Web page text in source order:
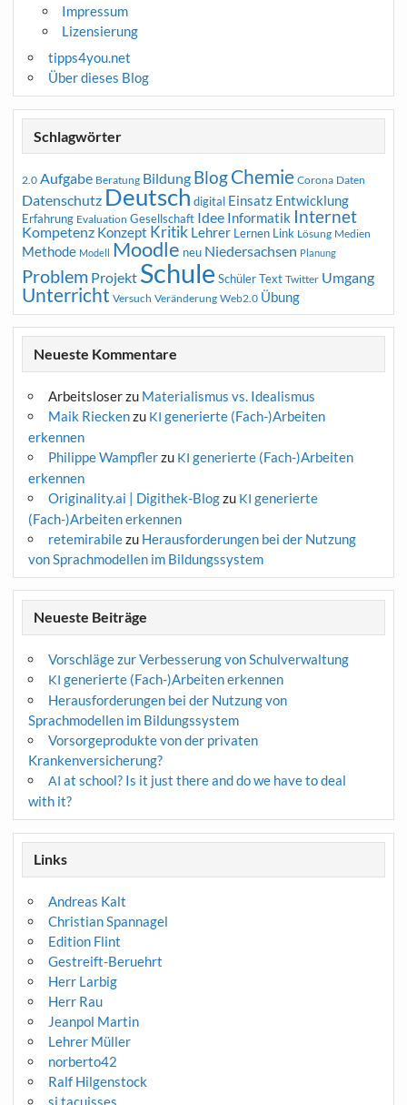
Impressum
Lizensierung
tipps4you.net
Über dieses Blog
Schlagwörter
2.0 Aufgabe Beratung Bildung BlogChemie Corona Daten
Datenschutz Deutsch digital Einsatz Entwicklung
Erfahrung Evaluation Gesellschaft Idee Informatik Internet
Kompetenz Konzept Kritik Lehrer Lernen Link Lösung Medien
Methode Modell Moodle neu Niedersachsen Planung
Problem Projekt Schule Schüler Text Twitter Umgang
Unterricht Versuch Veränderung Web2.0 Übung
Neueste Kommentare
Arbeitsloserzu Materialismus vs. Idealismus
Maik Rieckenzu KI generierte (Fach-)Arbeiten
erkennen
Philippe Wampflerzu KI generierte (Fach-)Arbeiten
erkennen
Originality.ai | Digithek-Blogzu KI generierte
(Fach-)Arbeiten erkennen
retemirabilezu Herausforderungen bei der Nutzung
von Sprachmodellen im Bildungssystem
Neueste Beiträge
Vorschläge zur Verbesserung von Schulverwaltung
KI generierte (Fach-)Arbeiten erkennen
Herausforderungen bei der Nutzung von
Sprachmodellen im Bildungssystem
Vorsorgeprodukte von der privaten
Krankenversicherung?
AI at school? Is it just there and do we have to deal
with it?
Links
Andreas Kalt
Christian Spannagel
Edition Flint
Gestreift-Beruehrt
Herr Larbig
Herr Rau
Jeanpol Martin
Lehrer Müller
norberto42
Ralf Hilgenstock
si tacuisses